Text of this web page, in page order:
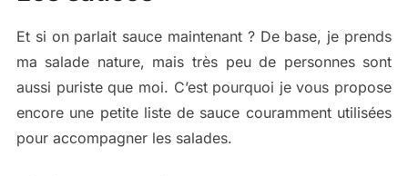
Et si on parlait sauce maintenant ? De base, je prends
ma salade nature, mais très peu de personnes sont
aussi puriste que moi. C’est pourquoi je vous propose
encore une petite liste de sauce couramment utilisées
pour accompagner les salades.